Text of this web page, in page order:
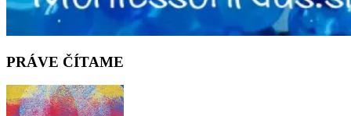
PRÁVE ČÍTAME